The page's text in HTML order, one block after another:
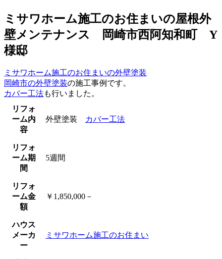
ミサワホーム施工のお住まいの屋根外
壁メンテナンス 岡崎市西阿知和町 Y
様邸
ミサワホーム施工のお住まいの外壁塗装
岡崎市の外壁塗装の施工事例です。
カバー工法も行いました。
リフォ
ーム内
容
外壁塗装 カバー工法
リフォ
ーム期
間
5週間
リフォ
ーム金
額
￥1,850,000－
ハウス
メーカ
ー
ミサワホーム施工のお住まい